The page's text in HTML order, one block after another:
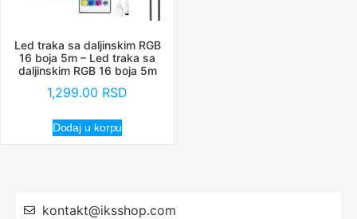
Led traka sa daljinskim RGB
16 boja 5m – Led traka sa
daljinskim RGB 16 boja 5m
1,299.00 RSD
Dodaj u korpu
kontakt@iksshop.com